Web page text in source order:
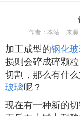
作者： 本站 来源
加工成型的钢化
损则会碎成碎颗
切割，那么有什
玻璃呢？
现在有一种新的